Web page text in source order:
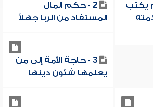
يكتب
2 - حكم المال
المستفاد من الربا جهلاً
3 - حاجة الأمة إلى من
يعلمها شئون دينها